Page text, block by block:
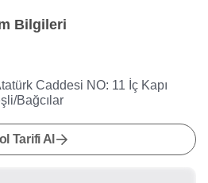
Bilgileri
Caddesi NO: 11 İç Kapı
Bağcılar
Tarifi Al